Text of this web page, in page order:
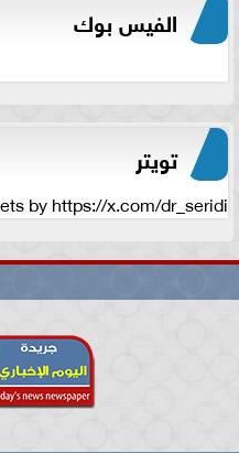
الفيس بوك
تويتر
by https://x.com/dr_seridi